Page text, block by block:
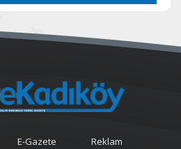
E-Gazete Reklam